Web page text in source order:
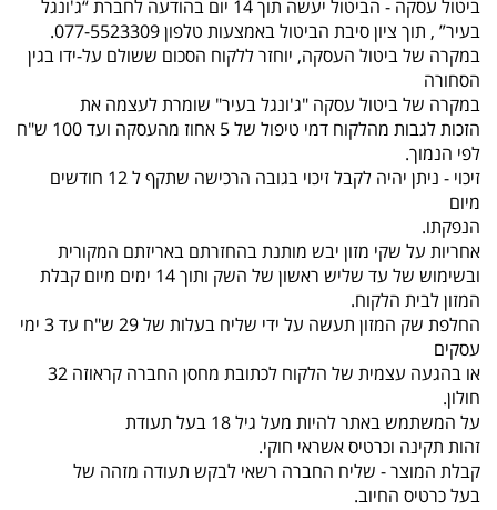
ביטול עסקה - הביטול יעשה תוך 14 יום בהודעה לחברת “ג'ונגל
בעיר” , תוך ציון סיבת הביטול באמצעות טלפון 077-5523309.
במקרה של ביטול העסקה, יוחזר ללקוח הסכום ששולם על-ידו בגין
הסחורה
במקרה של ביטול עסקה "ג'ונגל בעיר" שומרת לעצמה את
הזכות לגבות מהלקוח דמי טיפול של 5 אחוז מהעסקה ועד 100 ש"ח
לפי הנמוך.
זיכוי - ניתן יהיה לקבל זיכוי בגובה הרכישה שתקף ל 12 חודשים
מיום
הנפקתו.
אחריות על שקי מזון יבש מותנת בהחזרתם באריזתם המקורית
ובשימוש של עד שליש ראשון של השק ותוך 14 ימים מיום קבלת
המזון לבית הלקוח.
החלפת שק המזון תעשה על ידי שליח בעלות של 29 ש"ח עד 3 ימי
עסקים
או בהגעה עצמית של הלקוח לכתובת מחסן החברה קראוזה 32
חולון.
על המשתמש באתר להיות מעל גיל 18 בעל תעודת
זהות תקינה וכרטיס אשראי חוקי.
קבלת המוצר - שליח החברה רשאי לבקש תעודה מזהה של
בעל כרטיס החיוב.